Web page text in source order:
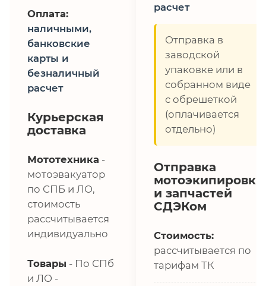
Оплата:
наличными,
банковские
карты и
безналичный
расчет
Курьерская
доставка
Мототехника -
мотоэвакуатор
по СПБ и ЛО,
стоимость
рассчитывается
индивидуально
Товары - По СПб
и ЛО -
расчет
Отправка в
заводской
упаковке или в
собранном виде
с обрешеткой
(оплачивается
отдельно)
Отправка
мотоэкипировки
и запчастей
СДЭКом
Стоимость:
рассчитывается по
тарифам ТК